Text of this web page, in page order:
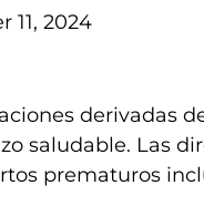
11, 2024
derivadas
saludable. Las
prematuros